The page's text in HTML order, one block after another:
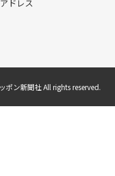
ドレス
ポン新聞社 All rights reserved.